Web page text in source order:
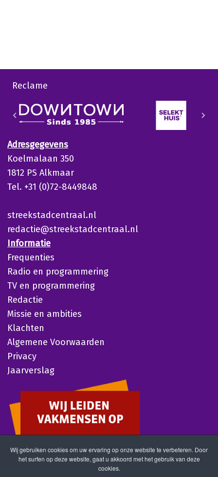
Reclame
Adresgegevens
Koelmalaan 350
1812 PS Alkmaar
Tel. +31 (0)72-8449848
streekstadcentraal.nl
redactie@streekstadcentraal.nl
Informatie
Frequenties
Radio en programmering
TV en programmering
Redactie
Missie en ambities
Klachten
Algemene Voorwaarden
Privacy
Jaarverslag
Wij gebruiken cookies om uw ervaring op onze website te verbeteren. Door
het surfen op deze website, gaat u akkoord met het gebruik van deze
cookies.